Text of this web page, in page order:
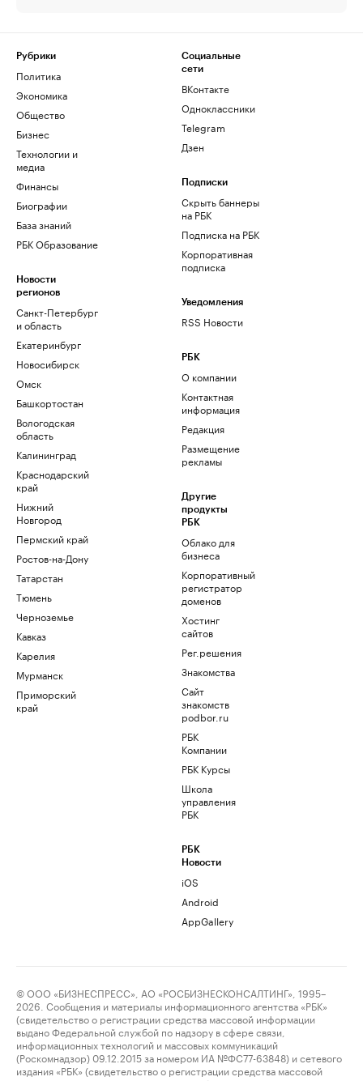
Рубрики
Политика
Экономика
Общество
Бизнес
Технологии и
медиа
Финансы
Биографии
База знаний
РБК Образование
Новости
регионов
Санкт-Петербург
и область
Екатеринбург
Новосибирск
Омск
Башкортостан
Вологодская
область
Калининград
Краснодарский
край
Нижний
Новгород
Пермский край
Ростов-на-Дону
Татарстан
Тюмень
Черноземье
Кавказ
Карелия
Мурманск
Приморский
край
Социальные
сети
ВКонтакте
Одноклассники
Telegram
Дзен
Подписки
Скрыть баннеры
на РБК
Подписка на РБК
Корпоративная
подписка
Уведомления
RSS Новости
РБК
О компании
Контактная
информация
Редакция
Размещение
рекламы
Другие
продукты
РБК
Облако для
бизнеса
Корпоративный
регистратор
доменов
Хостинг
сайтов
Рег.решения
Знакомства
Сайт
знакомств
podbor.ru
РБК
Компании
РБК Курсы
Школа
управления
РБК
РБК
Новости
iOS
Android
AppGallery
© ООО «БИЗНЕСПРЕСС», АО «РОСБИЗНЕСКОНСАЛТИНГ», 1995–
2026. Сообщения и материалы информационного агентства «РБК»
(свидетельство о регистрации средства массовой информации
выдано Федеральной службой по надзору в сфере связи,
информационных технологий и массовых коммуникаций
(Роскомнадзор) 09.12.2015 за номером ИА №ФС77-63848) и сетевого
издания «РБК» (свидетельство о регистрации средства массовой